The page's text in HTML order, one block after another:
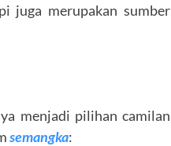
juga merupakan sumber
menjadi pilihan camilan
semangka: